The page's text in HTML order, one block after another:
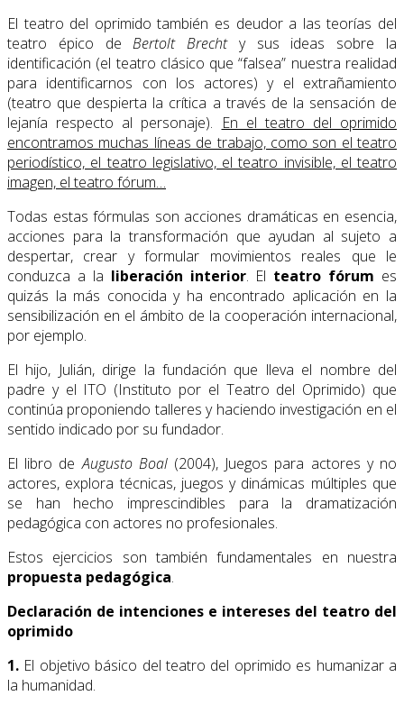
El teatro del oprimido también es deudor a las teorías del
teatro épico deBertolt Brechty sus ideas sobre la
identificación (el teatro clásico que “falsea” nuestra realidad
para identificarnos con los actores) y el extrañamiento
(teatro que despierta la crítica a través de la sensación de
lejanía respecto al personaje). En el teatro del oprimido
encontramos muchas líneas de trabajo, como son el teatro
periodístico, el teatro legislativo, el teatro invisible, el teatro
imagen, el teatro fórum…
Todas estas fórmulas son acciones dramáticas en esencia,
acciones para la transformación que ayudan al sujeto a
despertar, crear y formular movimientos reales que le
conduzca a la liberación interior. El teatro fórum es
quizás la más conocida y ha encontrado aplicación en la
sensibilización en el ámbito de la cooperación internacional,
por ejemplo.
El hijo, Julián, dirige la fundación que lleva el nombre del
padre y el ITO (Instituto por el Teatro del Oprimido) que
continúa proponiendo talleres y haciendo investigación en el
sentido indicado por su fundador.
El libro deAugusto Boal(2004), Juegos para actores y no
actores, explora técnicas, juegos y dinámicas múltiples que
se han hecho imprescindibles para la dramatización
pedagógica con actores no profesionales.
Estos ejercicios son también fundamentales en nuestra
propuesta pedagógica.
Declaración de intenciones e intereses del teatro del
oprimido
1. El objetivo básico del teatro del oprimido es humanizar a
la humanidad.